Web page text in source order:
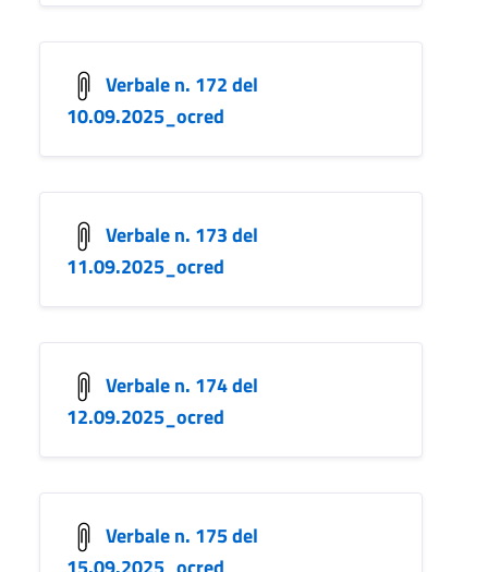
Verbale n. 172 del
10.09.2025_ocred
Verbale n. 173 del
11.09.2025_ocred
Verbale n. 174 del
12.09.2025_ocred
Verbale n. 175 del